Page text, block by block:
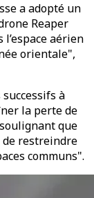
a adopté un
Reaper
aérien
orientale",
à
la perte de
que
restreindre
communs".